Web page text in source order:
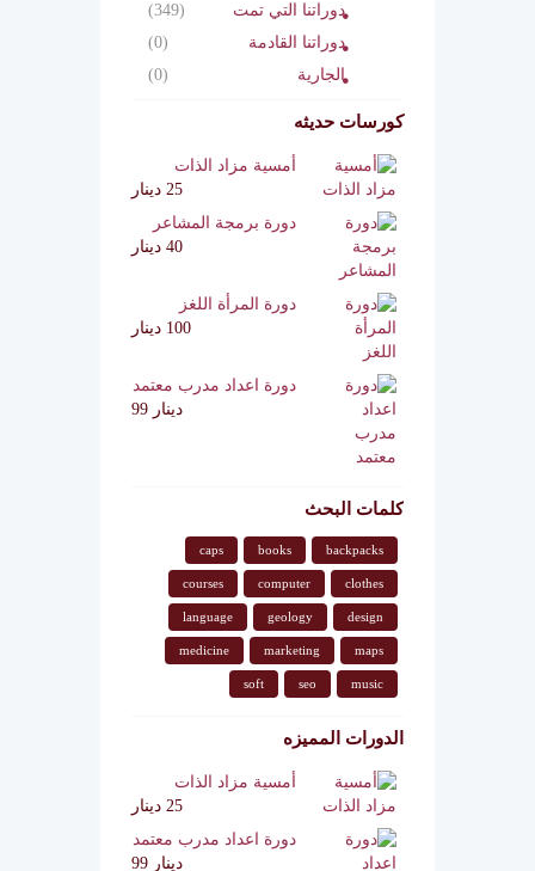
دوراتنا التي تمت
(349)
دوراتنا القادمة
(0)
الجارية
(0)
كورسات حديثه
أمسية مزاد الذات
25 دينار
دورة برمجة المشاعر
40 دينار
دورة المرأة اللغز
100 دينار
دورة اعداد مدرب معتمد
دينار 99
كلمات البحث
backpacks
books
caps
clothes
computer
courses
design
geology
language
maps
marketing
medicine
music
seo
soft
الدورات المميزه
أمسية مزاد الذات
25 دينار
دورة اعداد مدرب معتمد
دينار 99